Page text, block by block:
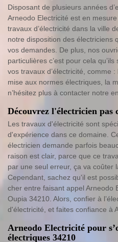
Disposant de plusieurs années
Arneodo Electricité est en
travaux d’électricité dans la ville
notre disposition des électriciens
vos demandes. De plus, nos
particulières c’est pour cela
vos travaux d’électricité, comme
mise aux normes électriques, la
n’hésitez plus à contacter notre
Découvrez l'électricien pas
Les travaux d'électricité sont
d'expérience dans ce domaine.
électricien demande parfois
raison est clair, parce que ce
par une seul erreur, ça va coûter
Cependant, sachez qu'il est
cher entre faisant appel Arneodo
Oupia 34210. Alors, confier à
d'électricité, et faites confiance à
Arneodo Electricité pour
électriques 34210